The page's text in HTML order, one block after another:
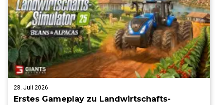
28. Juli 2026
Erstes Gameplay zu Landwirtschafts-